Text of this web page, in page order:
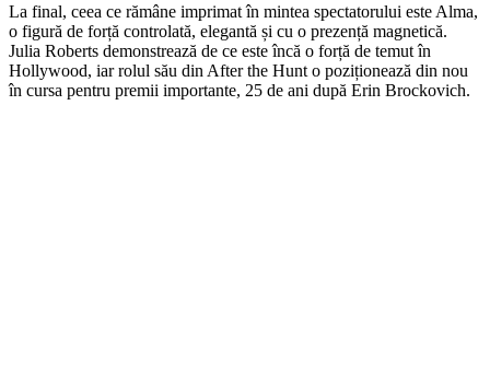
La final, ceea ce rămâne imprimat în mintea spectatorului este Alma,
o figură de forță controlată, elegantă și cu o prezență magnetică.
Julia Roberts demonstrează de ce este încă o forță de temut în
Hollywood, iar rolul său din After the Hunt o poziționează din nou
în cursa pentru premii importante, 25 de ani după Erin Brockovich.